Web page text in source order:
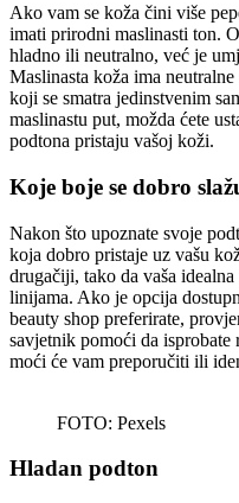
Ako vam se koža čini više
imati prirodni maslinasti ton.
hladno ili neutralno, već je
Maslinasta koža ima
koji se smatra jedinstvenim
maslinastu put, možda ćete
podtona pristaju vašoj koži.
Koje boje se dobro
Nakon što upoznate svoje
koja dobro pristaje uz vašu
drugačiji, tako da vaša
linijama. Ako je opcija
beauty shop preferirate,
savjetnik pomoći da
moći će vam preporučiti ili
FOTO: Pexels
Hladan podton